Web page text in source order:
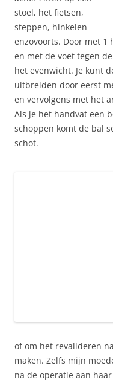
stoel, het fietsen,
steppen, hinkelen
enzovoorts. Door met
en met de voet tegen
het evenwicht. Je kunt
uitbreiden door eerst
en vervolgens met het
Als je het handvat een
schoppen komt de bal
schot.
of om het revalideren
maken. Zelfs mijn
na de operatie aan